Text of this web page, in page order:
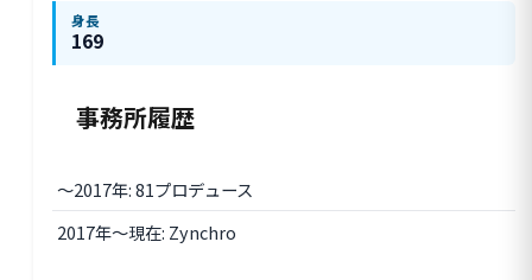
身長
169
事務所履歴
〜2017年: 81プロデュース
2017年〜現在: Zynchro